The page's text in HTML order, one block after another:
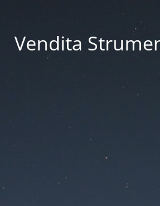
Vendita